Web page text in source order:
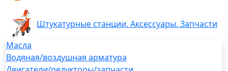
Штукатурные станции. Аксессуары. Запчасти
Масла
Водяная/воздушная арматура